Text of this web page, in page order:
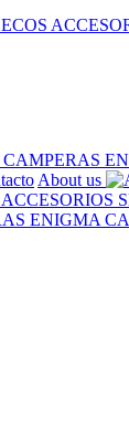
CAMPERAS
About us
ACCESORIOS
ENIGMA